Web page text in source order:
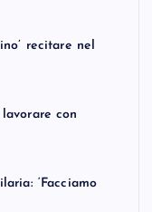
recitare nel
con
‘Facciamo